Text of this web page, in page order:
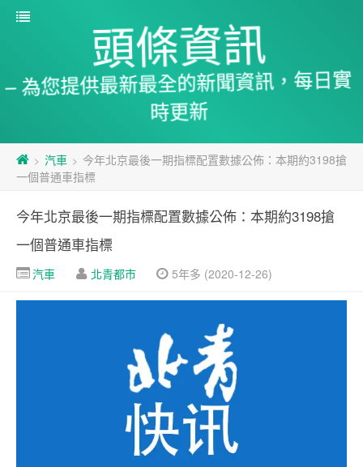
頭條資訊
– 為您提供最新最全的新聞資訊，每日實
時更新
> 汽車 > 今年北京最後一期指標配置數據公佈：本期約3198搶
一個普通車指標
今年北京最後一期指標配置數據公佈：本期約3198搶
一個普通車指標
汽車 北青都市 5年多 (2020-12-26)